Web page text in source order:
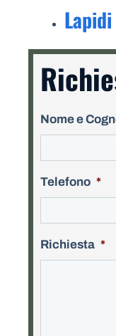
Nome e
Telefono *
Richiesta *